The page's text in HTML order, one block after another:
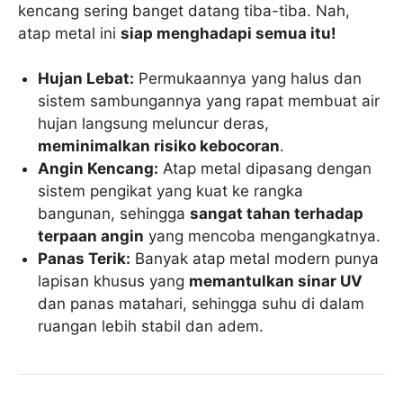
kencang sering banget datang tiba-tiba. Nah,
atap metal ini siap menghadapi semua itu!
Hujan Lebat: Permukaannya yang halus dan
sistem sambungannya yang rapat membuat air
hujan langsung meluncur deras,
meminimalkan risiko kebocoran.
Angin Kencang: Atap metal dipasang dengan
sistem pengikat yang kuat ke rangka
bangunan, sehinggasangat tahan terhadap
terpaan angin yang mencoba mengangkatnya.
Panas Terik: Banyak atap metal modern punya
lapisan khusus yang memantulkan sinar UV
dan panas matahari, sehingga suhu di dalam
ruangan lebih stabil dan adem.